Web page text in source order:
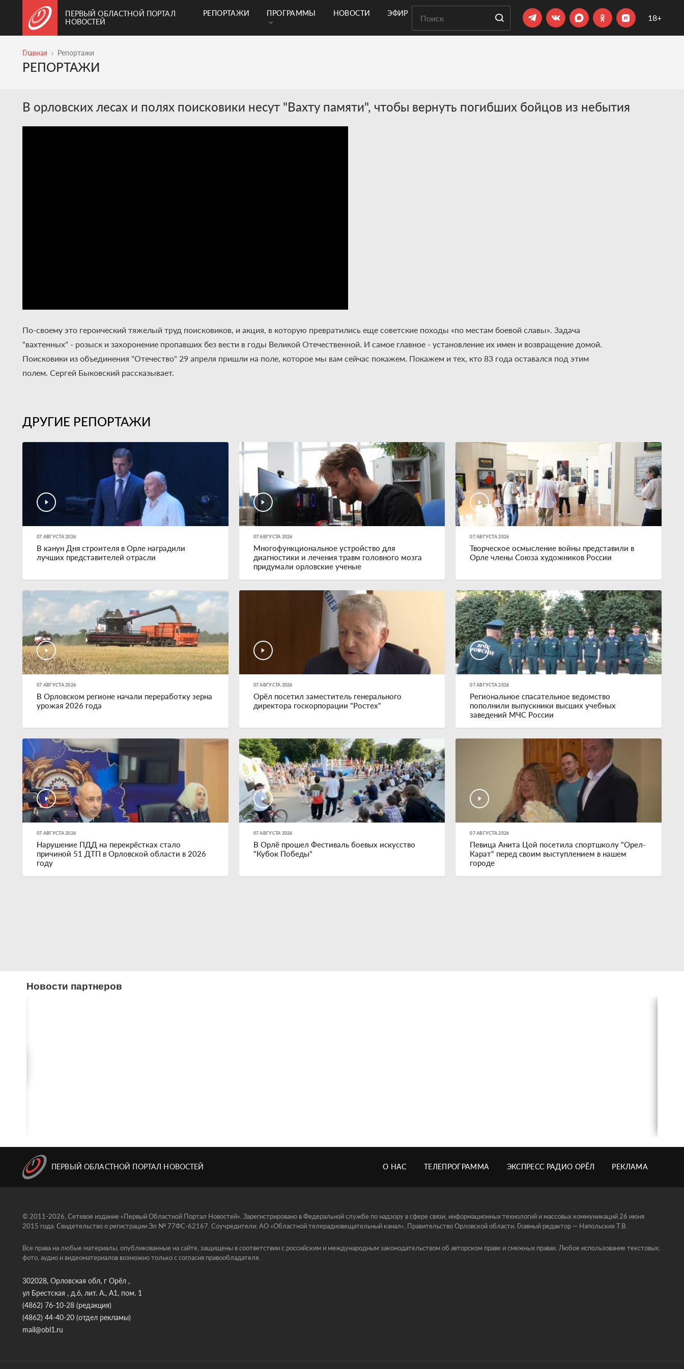
ПЕРВЫЙ ОБЛАСТНОЙ ПОРТАЛ
НОВОСТЕЙ
РЕПОРТАЖИ ПРОГРАММЫ НОВОСТИ ЭФИР 18+
Главная Репортажи
РЕПОРТАЖИ
В орловских лесах и полях поисковики несут "Вахту памяти", чтобы вернуть погибших бойцов из небытия
По-своему это героический тяжелый труд поисковиков, и акция, в которую превратились еще советские походы «по местам боевой славы». Задача
"вахтенных" - розыск и захоронение пропавших без вести в годы Великой Отечественной. И самое главное - установление их имен и возвращение домой.
Поисковики из объединения "Отечество" 29 апреля пришли на поле, которое мы вам сейчас покажем. Покажем и тех, кто 83 года оставался под этим
полем. Сергей Быковский рассказывает.
ДРУГИЕ РЕПОРТАЖИ
07 АВГУСТА 2026
В канун Дня строителя в Орле наградили
лучших представителей отрасли
07 АВГУСТА 2026
Многофункциональное устройство для
диагностики и лечения травм головного мозга
придумали орловские ученые
07 АВГУСТА 2026
Творческое осмысление войны представили в
Орле члены Союза художников России
07 АВГУСТА 2026
В Орловском регионе начали переработку зерна
урожая 2026 года
07 АВГУСТА 2026
Орёл посетил заместитель генерального
директора госкорпорации "Ростех"
07 АВГУСТА 2026
Региональное спасательное ведомство
пополнили выпускники высших учебных
заведений МЧС России
07 АВГУСТА 2026
Нарушение ПДД на перекрёстках стало
причиной 51 ДТП в Орловской области в 2026
году
07 АВГУСТА 2026
В Орлё прошел Фестиваль боевых искусство
"Кубок Победы"
07 АВГУСТА 2026
Певица Анита Цой посетила спортшколу "Орел-
Карат" перед своим выступлением в нашем
городе
Новости партнеров
ПЕРВЫЙ ОБЛАСТНОЙ ПОРТАЛ НОВОСТЕЙ О НАС ТЕЛЕПРОГРАММА ЭКСПРЕСС РАДИО ОРЁЛ РЕКЛАМА
© 2011-2026, Сетевое издание «Первый Областной Портал Новостей». Зарегистрировано в Федеральной службе по надзору в сфере связи, информационных технологий и массовых коммуникаций 26 июня
2015 года. Свидетельство о регистрации Эл № 77ФС-62167. Соучредители: АО «Областной телерадиовещательный канал», Правительство Орловской области. Главный редактор — Напольских Т.В.
Все права на любые материалы, опубликованные на сайте, защищены в соответствии с российским и международным законодательством об авторском праве и смежных правах. Любое использование текстовых,
фото, аудио и видеоматериалов возможно только с согласия правообладателя.
302028, Орловская обл, г Орёл ,
ул Брестская , д.6, лит. А., А1, пом. 1
(4862) 76-10-28 (редакция)
(4862) 44-40-20 (отдел рекламы)
mail@obl1.ru